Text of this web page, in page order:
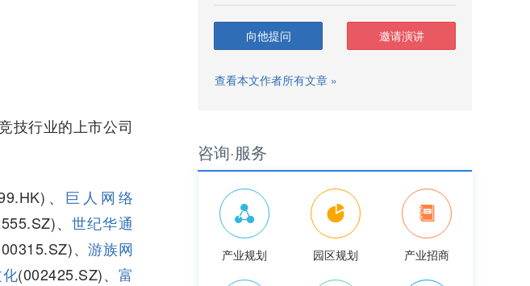
技行业的上市公司
、 巨人网络
、世纪华通
、游族网
(002425.SZ)、 富
向他提问 邀请演讲
查看本文作者所有文章 »
咨询·服务
产业规划 园区规划 产业招商